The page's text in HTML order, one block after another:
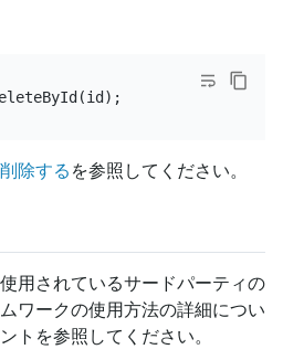
除する を参照してください。
用されているサードパーティの
ワークの使用方法の詳細につい
トを参照してください。